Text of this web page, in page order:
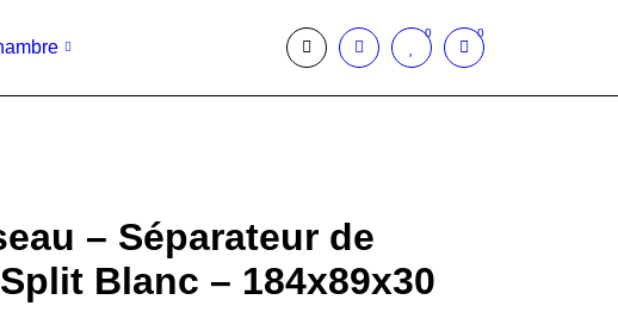
0 0
– Séparateur de
Blanc – 184x89x30